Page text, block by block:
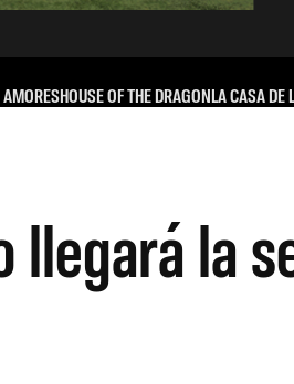
HOUSE OF THE DRAGONLA CASA DE
llegará la